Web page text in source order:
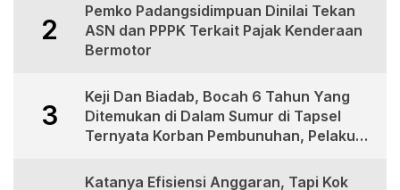
2
Pemko Padangsidimpuan Dinilai Tekan
ASN dan PPPK Terkait Pajak Kenderaan
Bermotor
3
Keji Dan Biadab, Bocah 6 Tahun Yang
Ditemukan di Dalam Sumur di Tapsel
Ternyata Korban Pembunuhan, Pelaku
Katanya Efisiensi Anggaran, Tapi Kok